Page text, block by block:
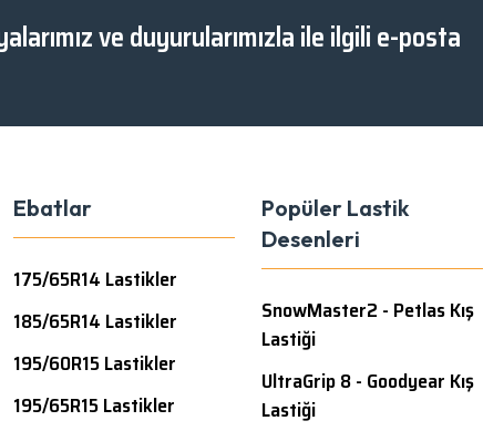
ve duyurularımızla ile ilgili e-posta
Ebatlar
175/65R14 Lastikler
185/65R14 Lastikler
195/60R15 Lastikler
195/65R15 Lastikler
Popüler Lastik
Desenleri
SnowMaster2 - Petlas Kış
Lastiği
UltraGrip 8 - Goodyear Kış
Lastiği